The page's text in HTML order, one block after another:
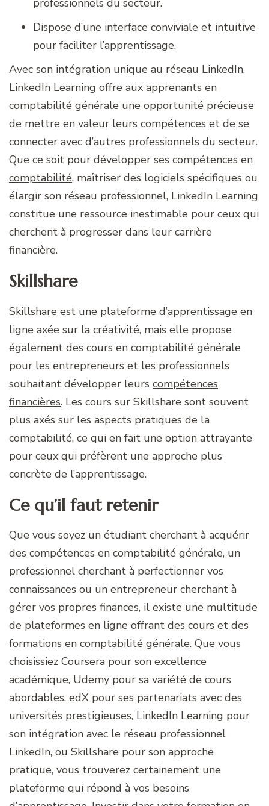
professionnels du secteur.
Dispose d’une interface conviviale et intuitive
pour faciliter l’apprentissage.
Avec son intégration unique au réseau LinkedIn,
LinkedIn Learning offre aux apprenants en
comptabilité générale une opportunité précieuse
de mettre en valeur leurs compétences et de se
connecter avec d’autres professionnels du secteur.
Que ce soit pour développer ses compétences en
comptabilité, maîtriser des logiciels spécifiques ou
élargir son réseau professionnel, LinkedIn Learning
constitue une ressource inestimable pour ceux qui
cherchent à progresser dans leur carrière
financière.
Skillshare
Skillshare est une plateforme d’apprentissage en
ligne axée sur la créativité, mais elle propose
également des cours en comptabilité générale
pour les entrepreneurs et les professionnels
souhaitant développer leurs compétences
financières. Les cours sur Skillshare sont souvent
plus axés sur les aspects pratiques de la
comptabilité, ce qui en fait une option attrayante
pour ceux qui préfèrent une approche plus
concrète de l’apprentissage.
Ce qu’il faut retenir
Que vous soyez un étudiant cherchant à acquérir
des compétences en comptabilité générale, un
professionnel cherchant à perfectionner vos
connaissances ou un entrepreneur cherchant à
gérer vos propres finances, il existe une multitude
de plateformes en ligne offrant des cours et des
formations en comptabilité générale. Que vous
choisissiez Coursera pour son excellence
académique, Udemy pour sa variété de cours
abordables, edX pour ses partenariats avec des
universités prestigieuses, LinkedIn Learning pour
son intégration avec le réseau professionnel
LinkedIn, ou Skillshare pour son approche
pratique, vous trouverez certainement une
plateforme qui répond à vos besoins